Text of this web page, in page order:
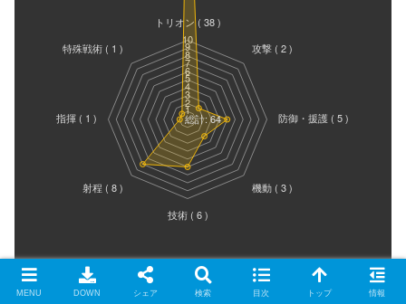
MENU DOWN シェア 検索 目次 トップ 情報